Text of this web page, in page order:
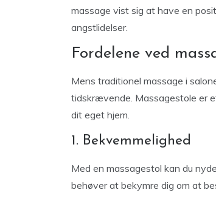
massage vist sig at have en
angstlidelser.
Fordelene ved
Mens traditionel massage i
tidskrævende. Massagestole er
dit eget hjem.
1. Bekvemmelighed
Med en massagestol kan du
behøver at bekymre dig om at